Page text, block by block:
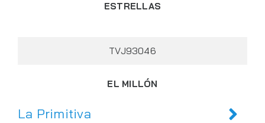
ESTRELLAS
TVJ93046
EL MILLÓN
La Primitiva